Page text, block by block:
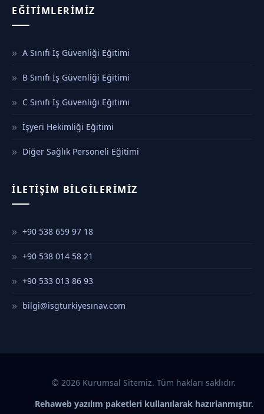
EĞITIMLERIMIZ
A Sınıfı İş Güvenliği Eğitimi
B Sınıfı İş Güvenliği Eğitimi
C Sınıfı İş Güvenliği Eğitimi
İşyeri Hekimliği Eğitimi
Diğer Sağlık Personeli Eğitimi
İLETIŞIM BILGILERIMIZ
+90 538 659 97 18
+90 538 014 58 21
+90 533 013 86 93
bilgi@isgturkiyesınav.com
© 2026 Kurumsal Sitemiz. Tüm hakları saklıdır.
Rehaweb yazılım paketleri kullanılarak hazırlanmıştır.